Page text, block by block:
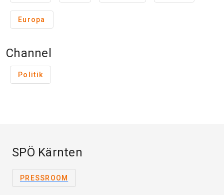
Europa
Channel
Politik
SPÖ Kärnten
PRESSROOM